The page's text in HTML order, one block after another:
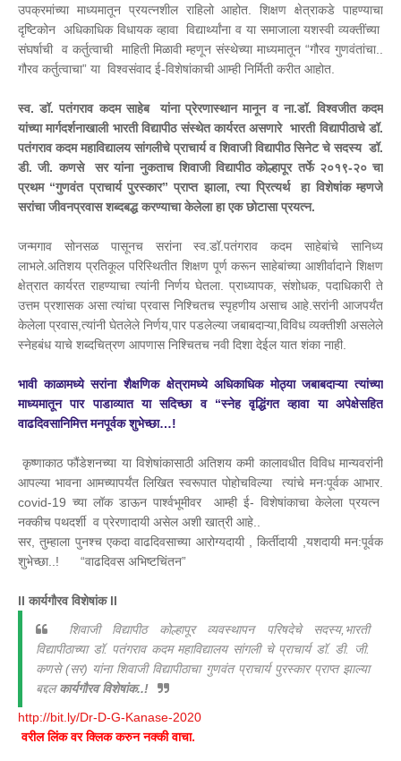
उपक्रमांच्या माध्यमातून प्रयत्नशील राहिलो आहोत.
शिक्षण क्षेत्राकडे पाहण्याचा
दृष्टिकोन अधिकाधिक विधायक व्हावा विद्यार्थ्यांना व या समाजाला यशस्वी व्यक्तींच्या
संघर्षाची व कर्तुत्वाची माहिती मिळावी म्हणून संस्थेच्या माध्यमातून “गौरव गुणवंतांचा..
गौरव कर्तुत्वाचा” या विश्वसंवाद ई-विशेषांकाची आम्ही निर्मिती करीत आहोत.
स्व. डॉ. पतंगराव कदम साहेब यांना प्रेरणास्थान मानून व ना.डॉ. विश्वजीत कदम
यांच्या मार्गदर्शनाखाली भारती विद्यापीठ संस्थेत कार्यरत असणारे भारती विद्यापीठाचे डॉ.
पतंगराव कदम महाविद्यालय सांगलीचे प्राचार्य व शिवाजी विद्यापीठ सिनेट चे सदस्य डॉ.
डी. जी. कणसे सर यांना नुकताच शिवाजी विद्यापीठ कोल्हापूर तर्फे २०१९-२० चा
प्रथम “गुणवंत प्राचार्य पुरस्कार” प्राप्त झाला, त्या प्रित्यर्थ हा विशेषांक म्हणजे
सरांचा जीवनप्रवास शब्दबद्ध करण्याचा केलेला हा एक छोटासा प्रयत्न.
जन्मगाव सोनसळ पासूनच सरांना स्व.डॉ.पतंगराव कदम साहेबांचे सानिध्य
लाभले.अतिशय प्रतिकूल परिस्थितीत शिक्षण पूर्ण करून साहेबांच्या आशीर्वादाने शिक्षण
क्षेत्रात कार्यरत राहण्याचा त्यांनी निर्णय घेतला. प्राध्यापक, संशोधक, पदाधिकारी ते
उत्तम प्रशासक असा त्यांचा प्रवास निश्चितच स्पृहणीय असाच आहे.सरांनी आजपर्यंत
केलेला प्रवास,त्यांनी घेतलेले निर्णय,पार पडलेल्या जबाबदाऱ्या,विविध व्यक्तीशी असलेले
स्नेहबंध याचे शब्दचित्रण आपणास निश्चितच नवी दिशा देईल यात शंका नाही.
भावी काळामध्ये सरांना शैक्षणिक क्षेत्रामध्ये अधिकाधिक मोठ्या जबाबदाऱ्या त्यांच्या
माध्यमातून पार पाडाव्यात या सदिच्छा व “स्नेह वृद्धिंगत व्हावा या अपेक्षेसहित
वाढदिवसानिमित्त मनपूर्वक शुभेच्छा…!
कृष्णाकाठ फौंडेशनच्या या विशेषांकासाठी अतिशय कमी कालावधीत विविध मान्यवरांनी
आपल्या भावना आमच्यापर्यंत लिखित स्वरूपात पोहोचविल्या त्यांचे मनःपूर्वक आभार.
covid-19 च्या लॉक डाऊन पार्श्वभूमीवर आम्ही ई- विशेषांकाचा केलेला प्रयत्न
नक्कीच पथदर्शी व प्रेरणादायी असेल अशी खात्री आहे..
सर, तुम्हाला पुनश्च एकदा वाढदिवसाच्या आरोग्यदायी , किर्तीदायी ,यशदायी मन:पूर्वक
शुभेच्छा..! “वाढदिवस अभिष्टचिंतन”
ll कार्यगौरव विशेषांक ll
शिवाजी विद्यापीठ कोल्हापूर व्यवस्थापन परिषदेचे सदस्य,भारती
विद्यापीठाच्या डॉ. पतंगराव कदम महाविद्यालय सांगली चे प्राचार्य डॉ. डी. जी.
कणसे (सर) यांना शिवाजी विद्यापीठाचा गुणवंत प्राचार्य पुरस्कार प्राप्त झाल्या
बद्दलकार्यगौरव विशेषांक..!
http://bit.ly/Dr-D-G-Kanase-2020
वरील लिंक वर क्लिक करुन नक्की वाचा.